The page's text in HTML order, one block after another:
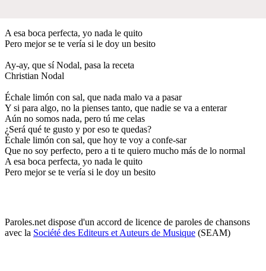
A esa boca perfecta, yo nada le quito
Pero mejor se te vería si le doy un besito
Ay-ay, que sí Nodal, pasa la receta
Christian Nodal
Échale limón con sal, que nada malo va a pasar
Y si para algo, no la pienses tanto, que nadie se va a enterar
Aún no somos nada, pero tú me celas
¿Será qué te gusto y por eso te quedas?
Échale limón con sal, que hoy te voy a confe-sar
Que no soy perfecto, pero a ti te quiero mucho más de lo normal
A esa boca perfecta, yo nada le quito
Pero mejor se te vería si le doy un besito
Paroles.net dispose d'un accord de licence de paroles de chansons
avec la Société des Editeurs et Auteurs de Musique (SEAM)